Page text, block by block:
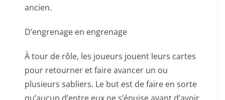
ancien.
D’engrenage en engrenage
À tour de rôle, les joueurs jouent leurs cartes
pour retourner et faire avancer un ou
plusieurs sabliers. Le but est de faire en sorte